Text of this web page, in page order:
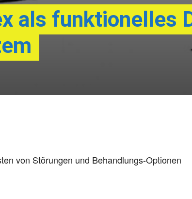
als funktionelles
von Störungen und Behandlungs-Optionen